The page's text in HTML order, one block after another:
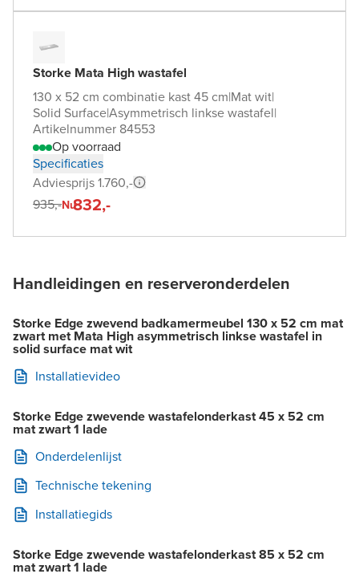
Storke Mata High wastafel
130 x 52 cm combinatie kast 45 cm|Mat wit|
Solid Surface|Asymmetrisch linkse wastafel|
Artikelnummer 84553
Op voorraad
Specificaties
Adviesprijs 1.760,-
935,-Nu832,-
Handleidingen en reserveronderdelen
Storke Edge zwevend badkamermeubel 130 x 52 cm mat
zwart met Mata High asymmetrisch linkse wastafel in
solid surface mat wit
Installatievideo
Storke Edge zwevende wastafelonderkast 45 x 52 cm
mat zwart 1 lade
Onderdelenlijst
Technische tekening
Installatiegids
Storke Edge zwevende wastafelonderkast 85 x 52 cm
mat zwart 1 lade